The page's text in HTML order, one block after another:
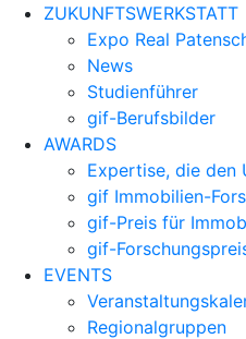
ZUKUNFTSWERKSTATT
Expo Real
News
Studienführer
gif-Berufsbilder
AWARDS
Expertise, die den
gif Immobilien-
gif-Preis für
gif-
EVENTS
Regionalgruppen